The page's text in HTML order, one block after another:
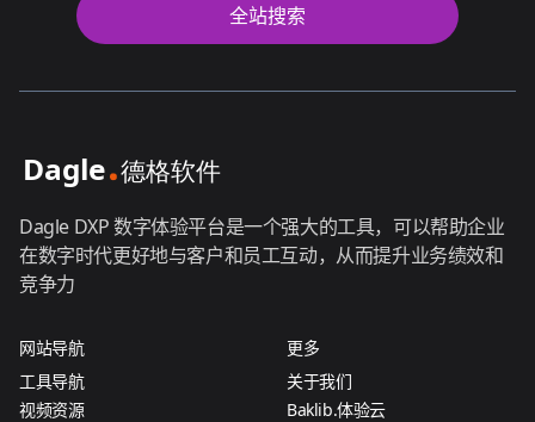
全站搜索
Dagle DXP 数字体验平台是一个强大的工具，可以帮助企业
在数字时代更好地与客户和员工互动，从而提升业务绩效和
竞争力
网站导航
工具导航
视频资源
更多
关于我们
Baklib.体验云